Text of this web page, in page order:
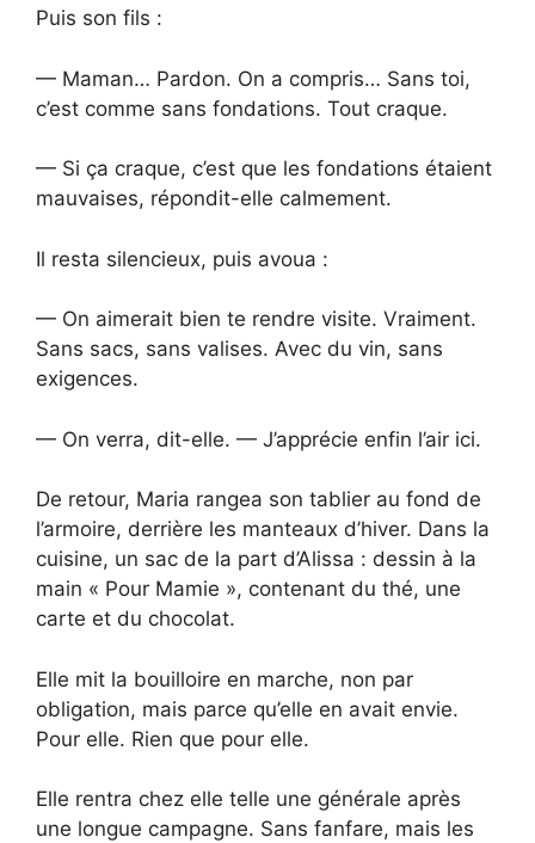
Puis son fils :
— Maman… Pardon. On a compris… Sans toi,
c’est comme sans fondations. Tout craque.
— Si ça craque, c’est que les fondations étaient
mauvaises, répondit-elle calmement.
Il resta silencieux, puis avoua :
— On aimerait bien te rendre visite. Vraiment.
Sans sacs, sans valises. Avec du vin, sans
exigences.
— On verra, dit-elle. — J’apprécie enfin l’air ici.
De retour, Maria rangea son tablier au fond de
l’armoire, derrière les manteaux d’hiver. Dans la
cuisine, un sac de la part d’Alissa : dessin à la
main « Pour Mamie », contenant du thé, une
carte et du chocolat.
Elle mit la bouilloire en marche, non par
obligation, mais parce qu’elle en avait envie.
Pour elle. Rien que pour elle.
Elle rentra chez elle telle une générale après
une longue campagne. Sans fanfare, mais les